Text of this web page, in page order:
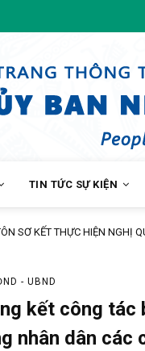
Chào
TIN TỨC SỰ KIỆN
THỰC HIỆN NGHỊ QUYẾT
- UBND
kết công tác
nhân dân các